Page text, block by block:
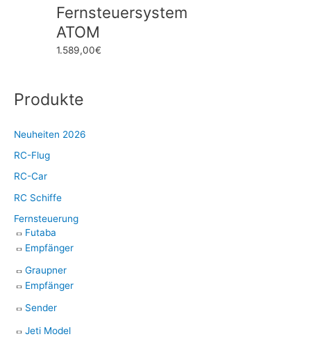
Produkte
Neuheiten 2026
RC-Flug
RC-Car
RC Schiffe
Fernsteuerung
Futaba
Empfänger
Graupner
Empfänger
Sender
Jeti Model
Fernsteuersystem
ATOM
1.589,00€